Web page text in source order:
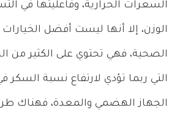
السعرات الحرارية، وفاعليتها في
الوزن، إلا أنها ليست أفضل الخيارات
الصحية، فهي تحتوي على الكثير من
التي ربما تؤدي لارتفاع نسبة السكر
الجهاز الهضمي والمعدة، فهناك